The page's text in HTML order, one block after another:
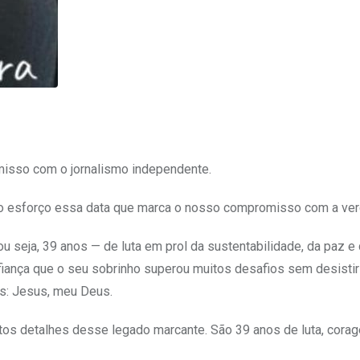
com o jornalismo independente.
essa data que marca o nosso compromisso com a
seja, 39 anos — de luta em prol da sustentabilidade, da paz e
que o seu sobrinho superou muitos desafios sem
Jesus, meu Deus.
detalhes desse legado marcante. São 39 anos de luta,